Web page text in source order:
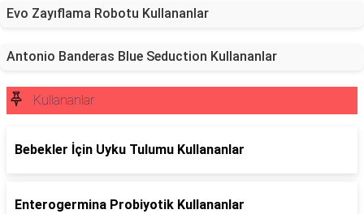
Evo Zayıflama Robotu Kullananlar
Antonio Banderas Blue Seduction Kullananlar
Kullananlar
Bebekler İçin Uyku Tulumu Kullananlar
Enterogermina Probiyotik Kullananlar